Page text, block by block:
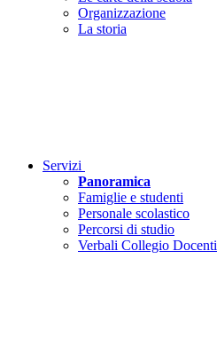
Organizzazione
La storia
Servizi
Panoramica
Famiglie e studenti
Personale scolastico
Percorsi di studio
Verbali Collegio